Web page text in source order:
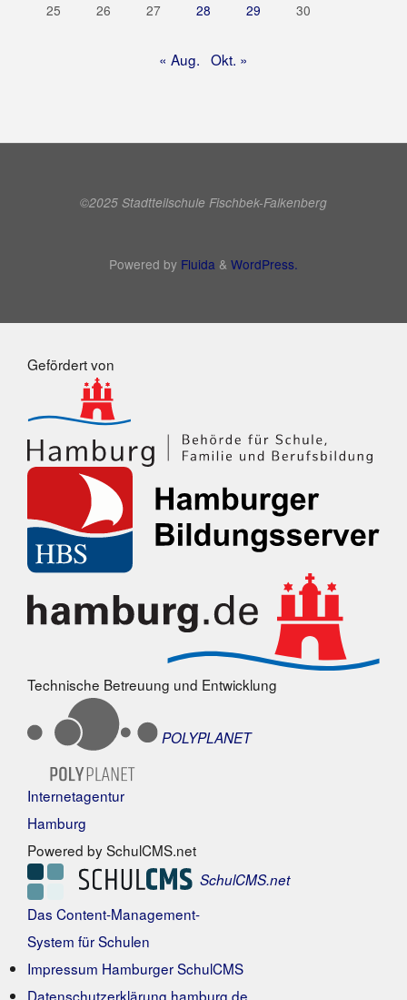
25
26 27 28 29 30
« Aug. Okt. »
©2025 Stadtteilschule Fischbek-Falkenberg
Powered by Fluida & WordPress.
Gefördert von
Technische Betreuung und Entwicklung
POLYPLANET
Internetagentur
Hamburg
Powered by SchulCMS.net
SchulCMS.net
Das Content-Management-
System für Schulen
Impressum Hamburger SchulCMS
Datenschutzerklärung hamburg.de